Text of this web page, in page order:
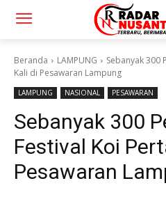
Beranda LAMPUNG
Sebanyak 300
Kali di Pesawaran Lampung
LAMPUNG NASIONAL PESAWARAN
Sebanyak 300
Festival Koi
Pesawaran